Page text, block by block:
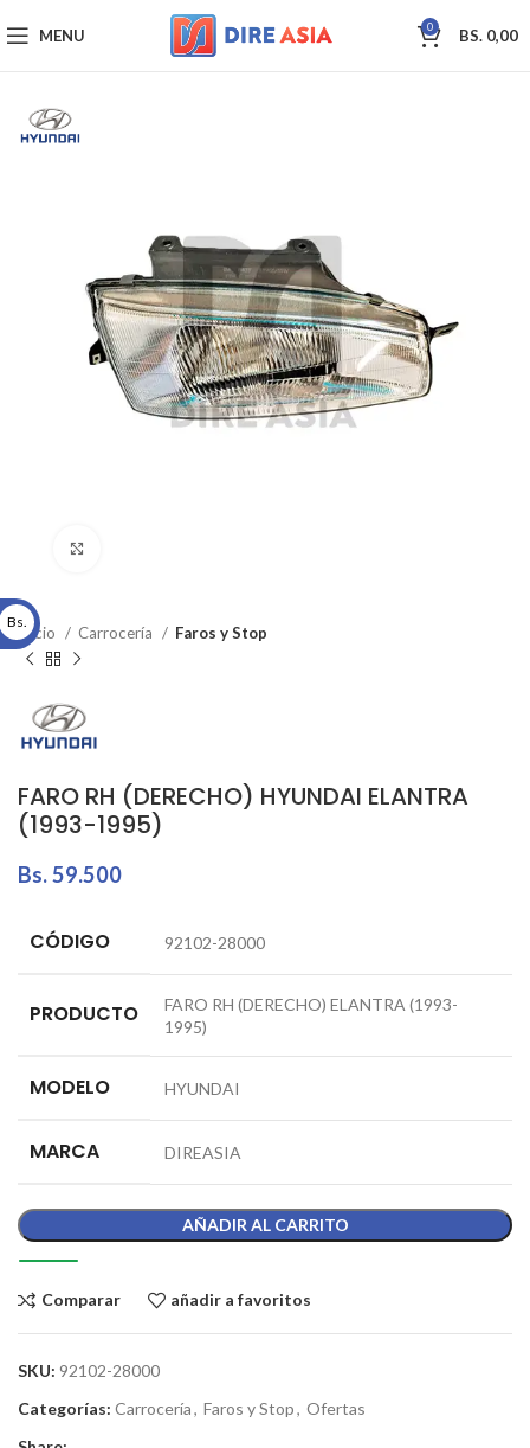
MENU 0 BS. 0,00
Inicio Carrocería Faros y Stop
FARO RH (DERECHO) HYUNDAI ELANTRA
(1993-1995)
Bs.59.500
CÓDIGO 92102-28000
PRODUCTO
FARO RH (DERECHO) ELANTRA (1993-
1995)
MODELO HYUNDAI
MARCA DIREASIA
AÑADIR AL CARRITO
Comparar añadir a favoritos
SKU: 92102-28000
Categorías: Carrocería, Faros y Stop, Ofertas
Bs.